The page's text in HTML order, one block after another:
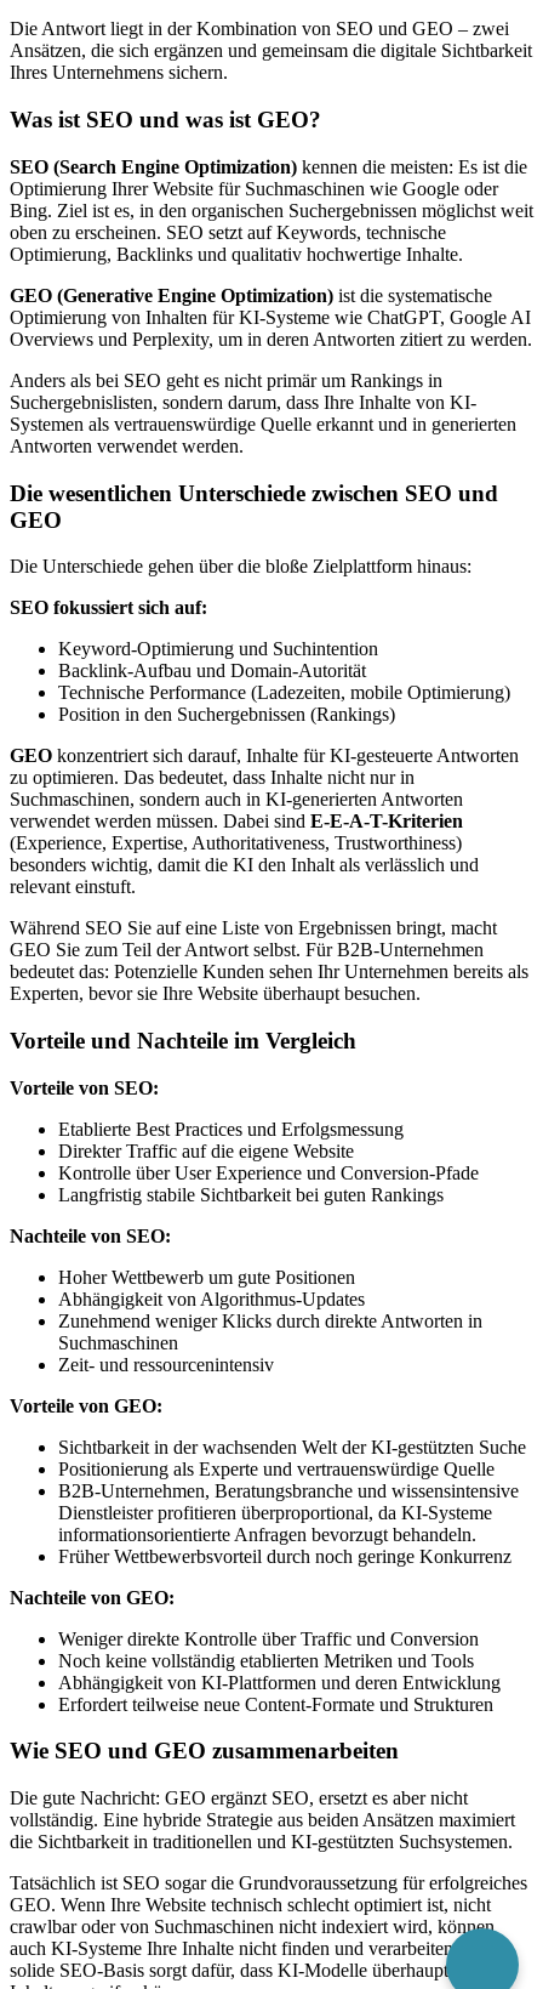
Die Antwort liegt in der Kombination von SEO und GEO – zwei
Ansätzen, die sich ergänzen und gemeinsam die digitale Sichtbarkeit
Ihres Unternehmens sichern.
Was ist SEO und was ist GEO?
SEO (Search Engine Optimization) kennen die meisten: Es ist die
Optimierung Ihrer Website für Suchmaschinen wie Google oder
Bing. Ziel ist es, in den organischen Suchergebnissen möglichst weit
oben zu erscheinen. SEO setzt auf Keywords, technische
Optimierung, Backlinks und qualitativ hochwertige Inhalte.
GEO (Generative Engine Optimization) ist die systematische
Optimierung von Inhalten für KI-Systeme wie ChatGPT, Google AI
Overviews und Perplexity, um in deren Antworten zitiert zu werden.
Anders als bei SEO geht es nicht primär um Rankings in
Suchergebnislisten, sondern darum, dass Ihre Inhalte von KI-
Systemen als vertrauenswürdige Quelle erkannt und in generierten
Antworten verwendet werden.
Die wesentlichen Unterschiede zwischen SEO und
GEO
Die Unterschiede gehen über die bloße Zielplattform hinaus:
SEO fokussiert sich auf:
Keyword-Optimierung und Suchintention
Backlink-Aufbau und Domain-Autorität
Technische Performance (Ladezeiten, mobile Optimierung)
Position in den Suchergebnissen (Rankings)
GEO konzentriert sich darauf, Inhalte für KI-gesteuerte Antworten
zu optimieren. Das bedeutet, dass Inhalte nicht nur in
Suchmaschinen, sondern auch in KI-generierten Antworten
verwendet werden müssen. Dabei sind E-E-A-T-Kriterien
(Experience, Expertise, Authoritativeness, Trustworthiness)
besonders wichtig, damit die KI den Inhalt als verlässlich und
relevant einstuft.
Während SEO Sie auf eine Liste von Ergebnissen bringt, macht
GEO Sie zum Teil der Antwort selbst. Für B2B-Unternehmen
bedeutet das: Potenzielle Kunden sehen Ihr Unternehmen bereits als
Experten, bevor sie Ihre Website überhaupt besuchen.
Vorteile und Nachteile im Vergleich
Vorteile von SEO:
Etablierte Best Practices und Erfolgsmessung
Direkter Traffic auf die eigene Website
Kontrolle über User Experience und Conversion-Pfade
Langfristig stabile Sichtbarkeit bei guten Rankings
Nachteile von SEO:
Hoher Wettbewerb um gute Positionen
Abhängigkeit von Algorithmus-Updates
Zunehmend weniger Klicks durch direkte Antworten in
Suchmaschinen
Zeit- und ressourcenintensiv
Vorteile von GEO:
Sichtbarkeit in der wachsenden Welt der KI-gestützten Suche
Positionierung als Experte und vertrauenswürdige Quelle
B2B-Unternehmen, Beratungsbranche und wissensintensive
Dienstleister profitieren überproportional, da KI-Systeme
informationsorientierte Anfragen bevorzugt behandeln.
Früher Wettbewerbsvorteil durch noch geringe Konkurrenz
Nachteile von GEO:
Weniger direkte Kontrolle über Traffic und Conversion
Noch keine vollständig etablierten Metriken und Tools
Abhängigkeit von KI-Plattformen und deren Entwicklung
Erfordert teilweise neue Content-Formate und Strukturen
Wie SEO und GEO zusammenarbeiten
Die gute Nachricht: GEO ergänzt SEO, ersetzt es aber nicht
vollständig. Eine hybride Strategie aus beiden Ansätzen maximiert
die Sichtbarkeit in traditionellen und KI-gestützten Suchsystemen.
Tatsächlich ist SEO sogar die Grundvoraussetzung für erfolgreiches
GEO. Wenn Ihre Website technisch schlecht optimiert ist, nicht
crawlbar oder von Suchmaschinen nicht indexiert wird, können
auch KI-Systeme Ihre Inhalte nicht finden und verarbeiten. Eine
solide SEO-Basis sorgt dafür, dass KI-Modelle überhaupt auf Ihre